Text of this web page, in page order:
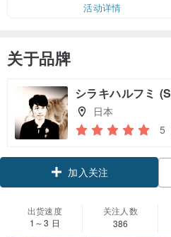
活动详情
关于品牌
シラキハルフミ
日本
5
加入关注
出货速度
1～3 日
关注人数
386